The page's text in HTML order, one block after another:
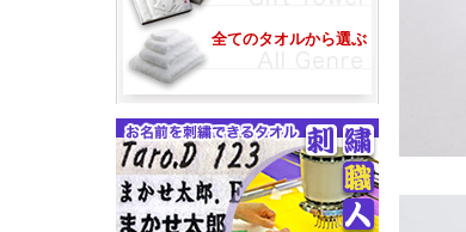
全てのタオルから選ぶ